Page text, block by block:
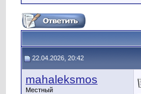
22.04.2026, 20:42
mahaleksmos
Местный